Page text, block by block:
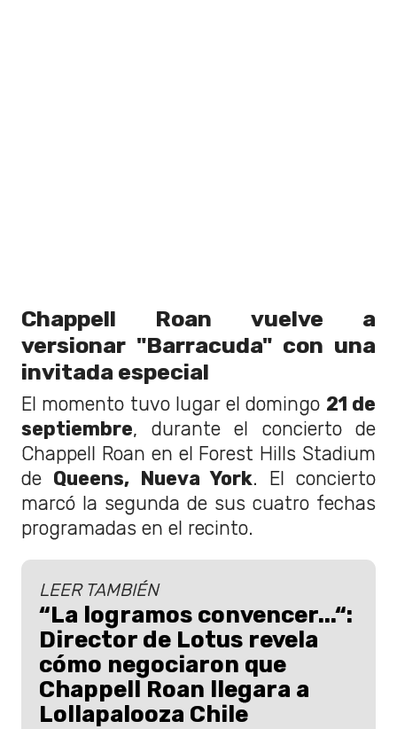
Chappell Roan vuelve a
versionar "Barracuda" con una
invitada especial
El momento tuvo lugar el domingo 21 de
septiembre, durante el concierto de
Chappell Roan en el Forest Hills Stadium
de Queens, Nueva York. El concierto
marcó la segunda de sus cuatro fechas
programadas en el recinto.
LEER TAMBIÉN
“La logramos convencer...“:
Director de Lotus revela
cómo negociaron que
Chappell Roan llegara a
Lollapalooza Chile